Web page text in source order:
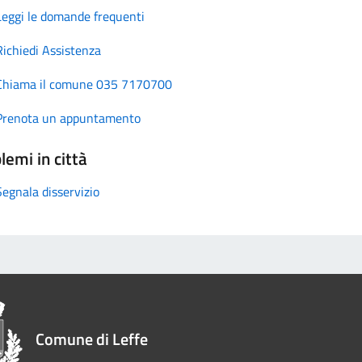
le domande frequenti
Assistenza
il comune 035 7170700
un appuntamento
in città
disservizio
Comune di Leffe